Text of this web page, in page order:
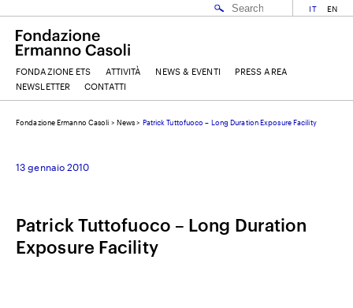
COGNOME
IT EN
FONDAZIONE ETS ATTIVITÀ NEWS & EVENTI
PRESS AREA
NEWSLETTER
CONTATTI
Fondazione Ermanno Casoli > News> Patrick Tuttofuoco – Long Duration Exposure Facility
13 gennaio 2010
Patrick Tuttofuoco – Long Duration
Exposure Facility